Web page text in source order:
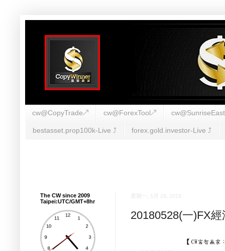
cw@CopyTrade↗ cw@ForexTool↗
bestasset.prop100k-Live ⤴︎ forex.gold.investor-Live ⤴︎
20180528(一)FX
The CW since 2009
Taipei:UTC/GMT+8hr